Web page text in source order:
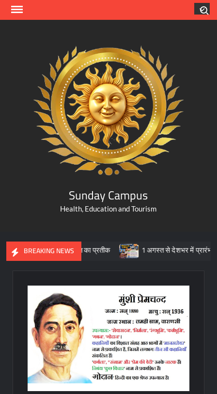
Skip
Sunday Campus
Health, Education and Tourism
BREAKING NEWS
विरासत का प्रतीक 1 अगस्त से देशभर में प्रारंभ हुआ ’मीडियेशन